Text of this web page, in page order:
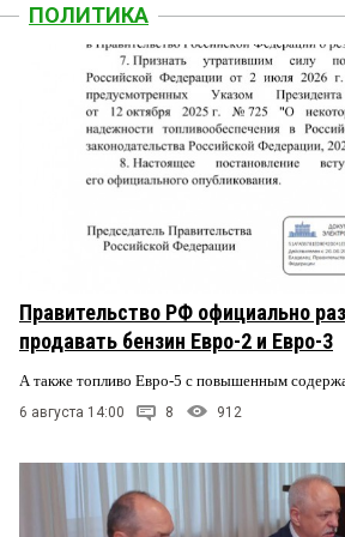
ПОЛИТИКА
Правительство РФ официально
продавать бензин Евро-2 и Евро-3
А также топливо Евро-5 с повышенным
6 августа 14:00 8 912